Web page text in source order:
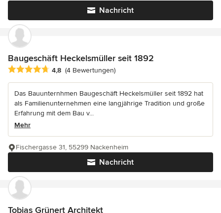
Nachricht
Baugeschäft Heckelsmüller seit 1892
Durchschnittliche Bewertung: 4.8 von 5 Sternen
4,8 (4 Bewertungen)
Das Bauunternhmen Baugeschäft Heckelsmüller seit 1892 hat
als Familienunternehmen eine langjährige Tradition und große
Erfahrung mit dem Bau v...
Mehr
Nachricht
Fischergasse 31, 55299 Nackenheim
Tobias Grünert Architekt